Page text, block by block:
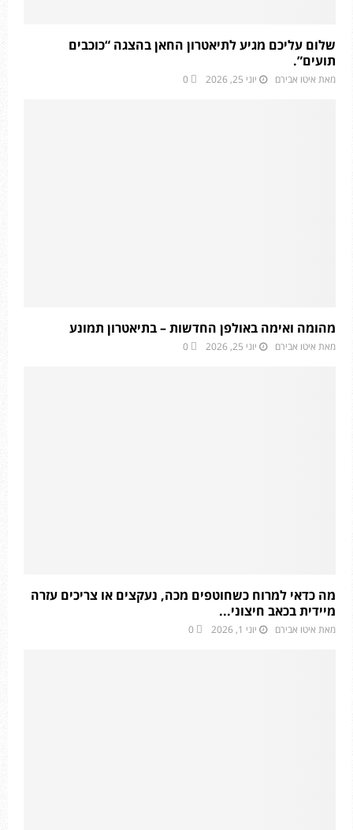
שלום עליכם מגיע לתיאטרון החאן בהצגה “כוכבים
תועים”.
מאת איטו אבירם יוני 25, 2026 0
מהומה ואימה באולפן החדשות – בתיאטרון תמונע
מאת איטו אבירם יוני 25, 2026 0
מה כדאי למרוח כשחוטפים מכה, נעקצים או צריכים עזרה
מיידית בכאב חיצוני...
מאת איטו אבירם יוני 1, 2026 0